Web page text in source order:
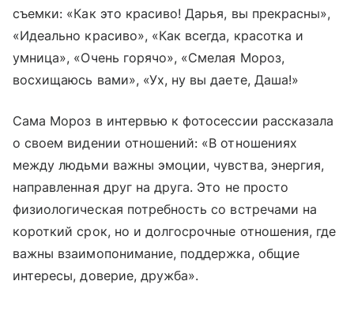
съемки: «Как это красиво! Дарья, вы прекрасны»,
«Идеально красиво», «Как всегда, красотка и
умница», «Очень горячо», «Смелая Мороз,
восхищаюсь вами», «Ух, ну вы даете, Даша!»
Сама Мороз в интервью к фотосессии рассказала
о своем видении отношений: «В отношениях
между людьми важны эмоции, чувства, энергия,
направленная друг на друга. Это не просто
физиологическая потребность со встречами на
короткий срок, но и долгосрочные отношения, где
важны взаимопонимание, поддержка, общие
интересы, доверие, дружба».